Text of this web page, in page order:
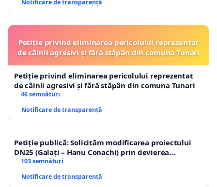
Notificare de transparență
Petiție privind eliminarea pericolului reprezentat
de câinii agresivi și fără stăpân din comuna Tunari
Petiție privind eliminarea pericolului reprezentat
de câinii agresivi și fără stăpân din comuna Tunari
46 semnături
Notificare de transparență
Petiție publică: Solicităm modificarea proiectului
DN25 (Galați – Hanu Conachi) prin devierea
traseului în afara localităților!
103 semnături
Notificare de transparență